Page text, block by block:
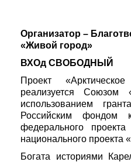
Организатор –
«Живой город»
ВХОд СВОБОДНЫЙ
Проект
реализуется
использованием
Российским фондом
федерального
национального проекта
Богата историями